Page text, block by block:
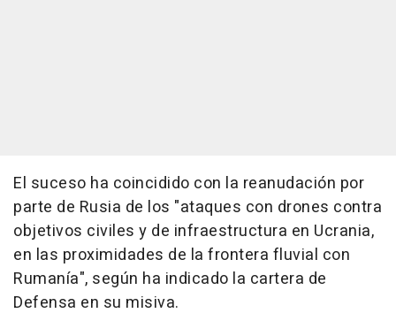
El suceso ha coincidido con la reanudación por
parte de Rusia de los "ataques con drones contra
objetivos civiles y de infraestructura en Ucrania,
en las proximidades de la frontera fluvial con
Rumanía", según ha indicado la cartera de
Defensa en su misiva.